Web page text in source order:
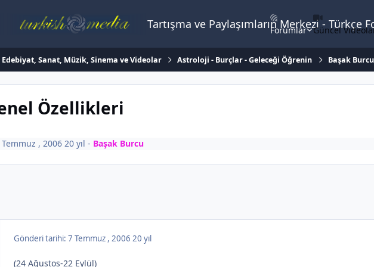
Tartışma ve Paylaşımların Merkezi -
Forumlar Güncel
Edebiyat, Sanat, Müzik, Sinema ve Videolar Astroloji - Burçlar - Geleceği Öğrenin Başak Burcu
Özellikleri
, 2006 20 yıl - Başak Burcu
Gönderi tarihi: 7 Temmuz , 2006 20 yıl
(24 Ağustos-22 Eylül)